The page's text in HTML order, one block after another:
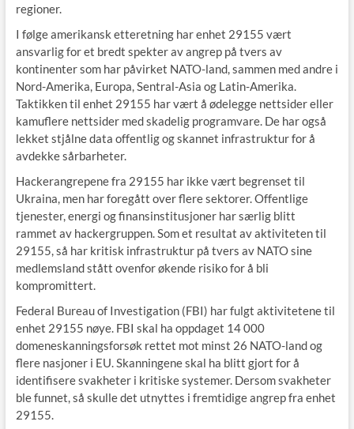
regioner.
I følge amerikansk etteretning har enhet 29155 vært
ansvarlig for et bredt spekter av angrep på tvers av
kontinenter som har påvirket NATO-land, sammen med andre i
Nord-Amerika, Europa, Sentral-Asia og Latin-Amerika.
Taktikken til enhet 29155 har vært å ødelegge nettsider eller
kamuflere nettsider med skadelig programvare. De har også
lekket stjålne data offentlig og skannet infrastruktur for å
avdekke sårbarheter.
Hackerangrepene fra 29155 har ikke vært begrenset til
Ukraina, men har foregått over flere sektorer. Offentlige
tjenester, energi og finansinstitusjoner har særlig blitt
rammet av hackergruppen. Som et resultat av aktiviteten til
29155, så har kritisk infrastruktur på tvers av NATO sine
medlemsland stått ovenfor økende risiko for å bli
kompromittert.
Federal Bureau of Investigation (FBI) har fulgt aktivitetene til
enhet 29155 nøye. FBI skal ha oppdaget 14 000
domeneskanningsforsøk rettet mot minst 26 NATO-land og
flere nasjoner i EU. Skanningene skal ha blitt gjort for å
identifisere svakheter i kritiske systemer. Dersom svakheter
ble funnet, så skulle det utnyttes i fremtidige angrep fra enhet
29155.